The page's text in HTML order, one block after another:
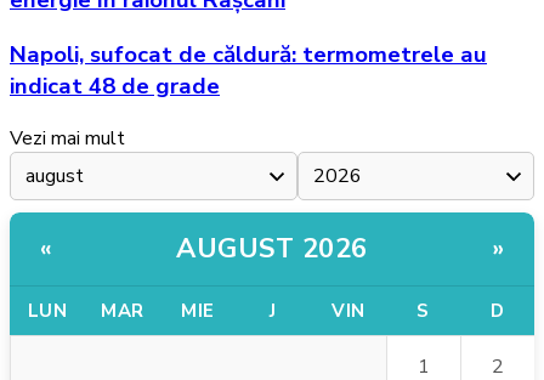
Napoli, sufocat de căldură: termometrele au
indicat 48 de grade
Vezi mai mult
« AUGUST 2026 »
LUN MAR MIE J VIN S D
1 2